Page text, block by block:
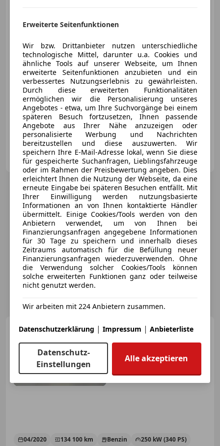
€ 67 970
12/2020 58 000 km Benzin 245 kW (333 PS)
Automobile Schuster GmbH
AT-4664 Laakirchen
BMW 840 BMW 840i xDrive
€ 57 990
04/2020 134 100 km Benzin 250 kW (340 PS)
Erweiterte Seitenfunktionen
Wir bzw. Drittanbieter nutzen unterschiedliche
technologische Mittel, darunter u.a. Cookies und
ähnliche Tools auf unserer Webseite, um Ihnen
erweiterte Seitenfunktionen anzubieten und ein
verbessertes Nutzungserlebnis zu gewährleisten.
Durch diese erweiterten Funktionalitäten
ermöglichen wir die Personalisierung unseres
Angebotes - etwa, um Ihre Suchvorgänge bei einem
späteren Besuch fortzusetzen, Ihnen passende
Angebote aus Ihrer Nähe anzuzeigen oder
personalisierte Werbung und Nachrichten
bereitzustellen und diese auszuwerten. Wir
speichern Ihre E-Mail-Adresse lokal, wenn Sie diese
für gespeicherte Suchanfragen, Lieblingsfahrzeuge
oder im Rahmen der Preisbewertung angeben. Dies
erleichtert Ihnen die Nutzung der Webseite, da eine
erneute Eingabe bei späteren Besuchen entfällt. Mit
Ihrer Einwilligung werden nutzungsbasierte
Informationen an von Ihnen kontaktierte Händler
übermittelt. Einige Cookies/Tools werden von den
Anbietern verwendet, um von Ihnen bei
Finanzierungsanfragen angegebene Informationen
für 30 Tage zu speichern und innerhalb dieses
Zeitraums automatisch für die Befüllung neuer
Finanzierungsanfragen wiederzuverwenden. Ohne
die Verwendung solcher Cookies/Tools können
solche erweiterten Funktionen ganz oder teilweise
nicht genutzt werden.
Wir arbeiten mit 224 Anbietern zusammen.
Datenschutzerklärung | Impressum | Anbieterliste
Datenschutz-
Einstellungen
Alle akzeptieren